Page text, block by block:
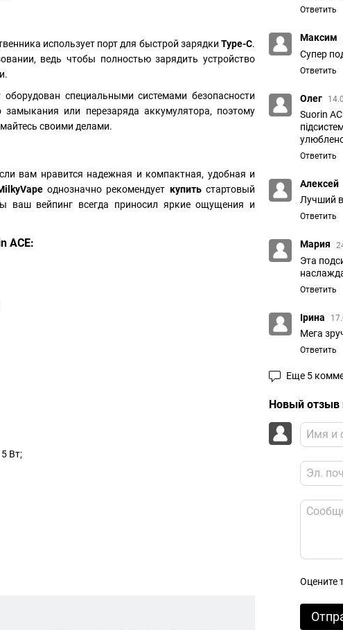
использует порт для быстрой зарядки Type-C.
ведь чтобы полностью зарядить устройство
специальными системами безопасности
или перезаряда аккумулятора, поэтому
своими делами.
вам нравится надежная и компактная, удобная и
однозначно рекомендует купить стартовый
ваш вейпинг всегда приносил яркие ощущения и
ACE:
Вт;
Ответить
Максим
Супер
Ответить
Олег
Suorin
Ответить
Алексей
Лучший
Ответить
Мария
Эта
Ответить
Ірина
Мега
Ответить
Еще 5
Новый отзыв
Оцените